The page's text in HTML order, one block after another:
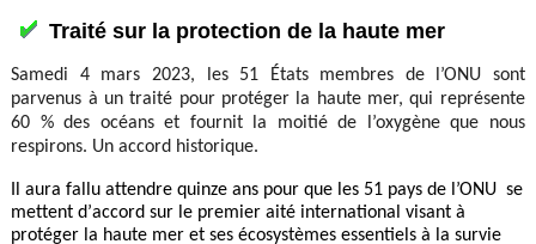
Traité sur la protection de la haute mer
Samedi 4 mars 2023, les 51 États membres de l’ONU sont
parvenus à un traité pourprotéger la haute mer, qui représente
60 % des océanset fournit la moitié de l’oxygène que nous
respirons. Un accord historique.
Il aura fallu attendrequinze ans pour que les 51 pays de l’ONU se
mettent d’accord sur le premier aité international visant à
protéger la haute mer et ses écosystèmes essentie ls à la survie